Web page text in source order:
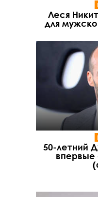
Леся
для
50-летний
впервые